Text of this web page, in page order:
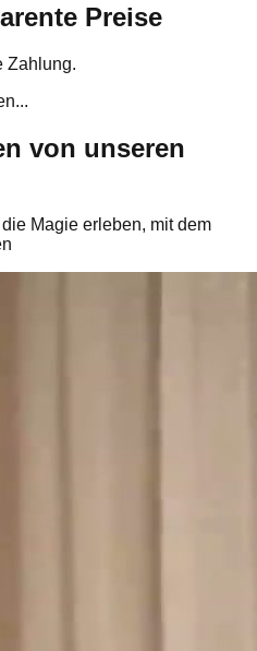
Preise
Zahlung.
von unseren
Magie erleben, mit dem